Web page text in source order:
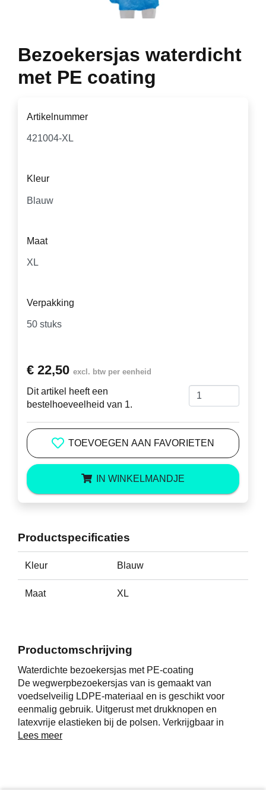
Bezoekersjas waterdicht
met PE coating
Artikelnummer
Kleur
Maat
Verpakking
€ 22,50 excl. btw per eenheid
Dit artikel heeft een
bestelhoeveelheid van 1.
TOEVOEGEN AAN FAVORIETEN
IN WINKELMANDJE
Productomschrijving
Waterdichte bezoekersjas met PE-coating
De wegwerpbezoekersjas van is gemaakt van
voedselveilig LDPE-materiaal en is geschikt voor
eenmalig gebruik. Uitgerust met drukknopen en
latexvrije elastieken bij de polsen. Verkrijgbaar in
kleur, blauw. Beschermt werkkleding tegen spatten en
Lees meer
Productspecificaties
Kleur Blauw
Maat XL